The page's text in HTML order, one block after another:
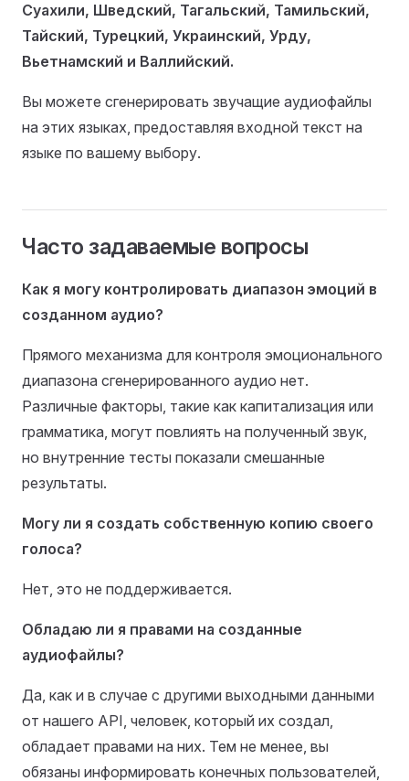
Суахили, Шведский, Тагальский, Тамильский,
Тайский, Турецкий, Украинский, Урду,
Вьетнамский и Валлийский.
Вы можете сгенерировать звучащие аудиофайлы
на этих языках, предоставляя входной текст на
языке по вашему выбору.
Часто задаваемые вопросы
Как я могу контролировать диапазон эмоций в
созданном аудио?
Прямого механизма для контроля эмоционального
диапазона сгенерированного аудио нет.
Различные факторы, такие как капитализация или
грамматика, могут повлиять на полученный звук,
но внутренние тесты показали смешанные
результаты.
Могу ли я создать собственную копию своего
голоса?
Нет, это не поддерживается.
Обладаю ли я правами на созданные
аудиофайлы?
Да, как и в случае с другими выходными данными
от нашего API, человек, который их создал,
обладает правами на них. Тем не менее, вы
обязаны информировать конечных пользователей,